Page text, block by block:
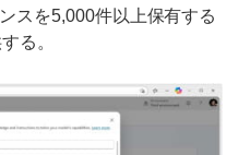
スを5,000件以上保有する
る。